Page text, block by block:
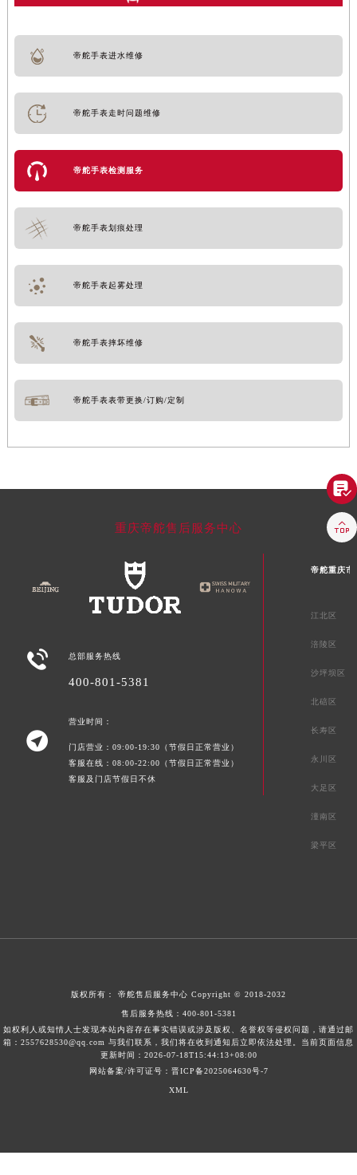
帝舵手表进水维修
帝舵手表走时问题维修
帝舵手表检测服务
帝舵手表划痕处理
帝舵手表起雾处理
帝舵手表摔坏维修
帝舵手表表带更换/订购/定制
重庆帝舵售后服务中心
 总部服务热线
400-801-5381

营业时间：
门店营业：09:00-19:30（节假日正常营业）
客服在线：08:00-22:00（节假日正常营业）
客服及门店节假日不休
帝舵重庆市
江北区
涪陵区
沙坪坝区
北碚区
长寿区
永川区
大足区
潼南区
梁平区
版权所有： 帝舵售后服务中心 Copyright © 2018-2032
售后服务热线： 400-801-5381
如权利人或知情人士发现本站内容存在事实错误或涉及版权、名誉权等侵权问题，请通过邮
箱：2557628530@qq.com 与我们联系，我们将在收到通知后立即依法处理。当前页面信息
更新时间：2026-07-18T15:44:13+08:00
网站备案/许可证号：晋ICP备2025064630号-7
XML

